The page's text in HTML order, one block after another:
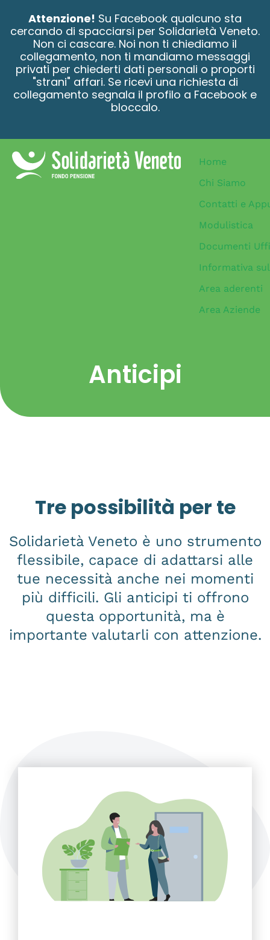
Attenzione! Su Facebook qualcuno sta
cercando di spacciarsi per Solidarietà Veneto.
Non ci cascare. Noi non ti chiediamo il
collegamento, non ti mandiamo messaggi
privati per chiederti dati personali o proporti
"strani" affari. Se ricevi una richiesta di
collegamento segnala il profilo a Facebook e
bloccalo.
Home
Chi Siamo
Contatti e
Modulistica
Documenti
Informativa
Area aderenti
Area Aziende
Anticipi
Tre possibilità per te
Solidarietà Veneto è uno strumento
flessibile, capace di adattarsi alle
tue necessità anche nei momenti
più difficili. Gli anticipi ti offrono
questa opportunità, ma è
importante valutarli con attenzione.